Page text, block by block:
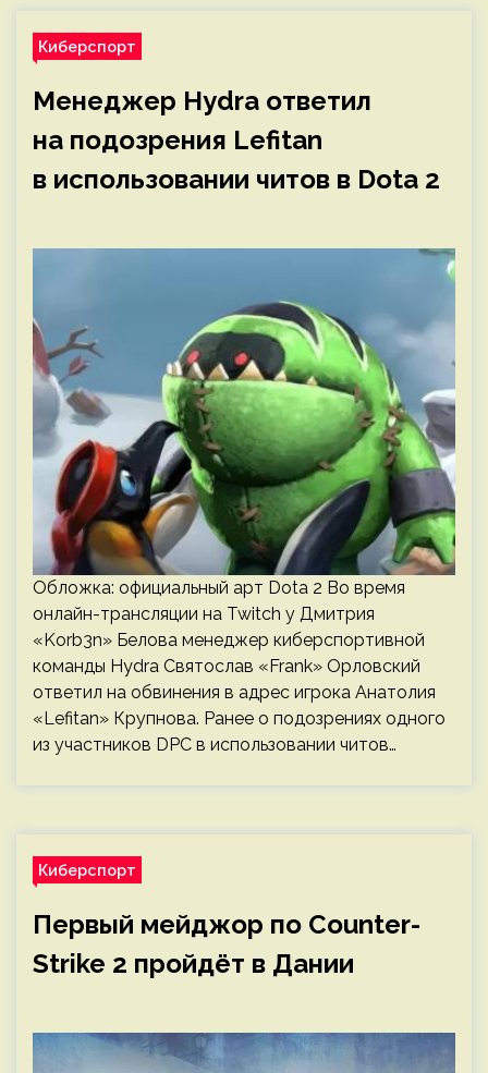
Киберспорт
Менеджер Hydra ответил
на подозрения Lefitan
в использовании читов в Dota 2
Обложка: официальный арт Dota 2 Во время
онлайн-трансляции на Twitch у Дмитрия
«Korb3n» Белова менеджер киберспортивной
команды Hydra Святослав «Frank» Орловский
ответил на обвинения в адрес игрока Анатолия
«Lefitan» Крупнова. Ранее о подозрениях одного
из участников DPC в использовании читов…
Киберспорт
Первый мейджор по Counter-
Strike 2 пройдёт в Дании